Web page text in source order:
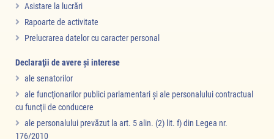
Asistare la lucrări
Rapoarte de activitate
Prelucrarea datelor cu caracter personal
Declaraţii de avere şi interese
ale senatorilor
ale funcţionarilor publici parlamentari şi ale personalului contractual
cu funcţii de conducere
ale personalului prevăzut la art. 5 alin. (2) lit. f) din Legea nr.
176/2010